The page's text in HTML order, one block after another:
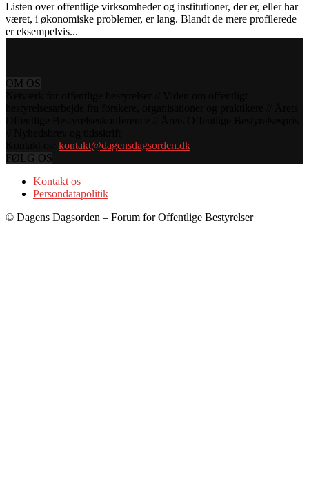
Listen over offentlige virksomheder og institutioner, der er, eller har
været, i økonomiske problemer, er lang. Blandt de mere profilerede
er eksempelvis...
OM OS
kontakt@dagensdagsorden.dk
FØLG OS
Kontakt os
Persondatapolitik
© Dagens Dagsorden – Forum for Offentlige Bestyrelser